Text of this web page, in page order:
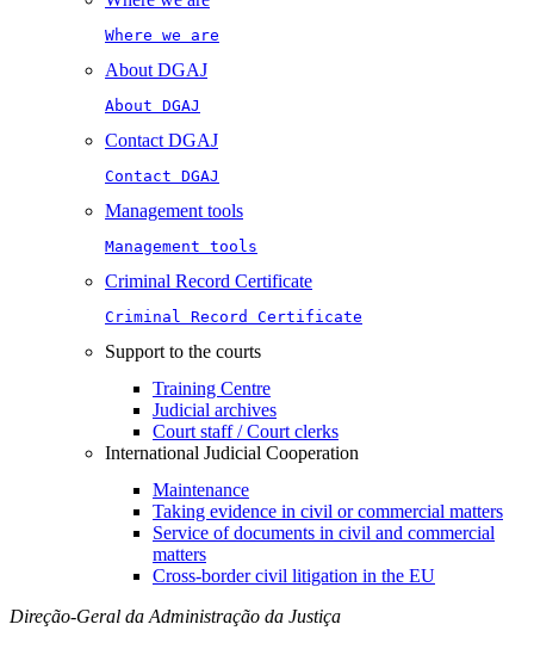
Where we are
About DGAJ
About DGAJ
Contact DGAJ
Contact DGAJ
Management tools
Management tools
Criminal Record Certificate
Criminal Record Certificate
Support to the courts
Training Centre
Judicial archives
Court staff / Court clerks
International Judicial Cooperation
Maintenance
Taking evidence in civil or commercial matters
Service of documents in civil and commercial
matters​​
Cross-border civil litigation in the EU
Direção-Geral da Administração da Justiça